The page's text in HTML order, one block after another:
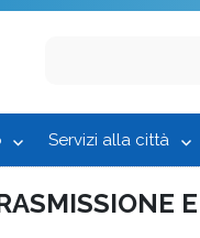
Servizi alla città